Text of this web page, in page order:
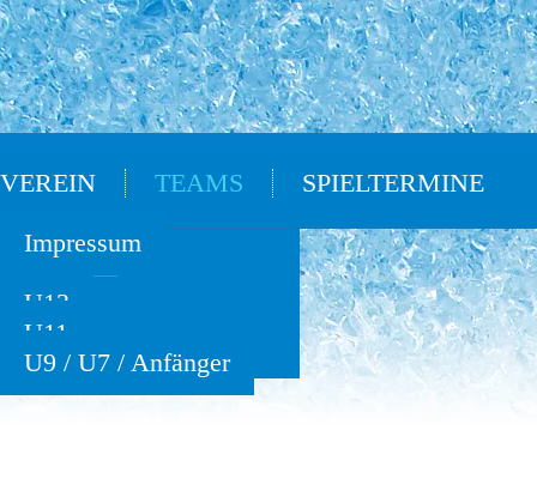
VEREIN TEAMS
Oldies
U13
U11
U9 / U7 / Anfänger
SPIELTERMINE
Impressum